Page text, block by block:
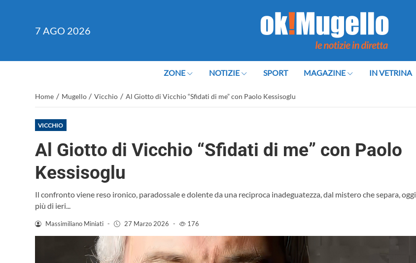
7 AGO 2026
ZONE NOTIZIE SPORT MAGAZINE IN VETRINA
Home / Mugello / Vicchio / Al Giotto di Vicchio “Sfidati di me” con Paolo Kessisoglu
VICCHIO
Al Giotto di Vicchio “Sfidati di me” con Paolo
Kessisoglu
Il confronto viene reso ironico, paradossale e dolente da una reciproca inadeguatezza, dal mistero che separa, oggi
più di ieri...
Massimiliano Miniati - 27 Marzo 2026 - 176